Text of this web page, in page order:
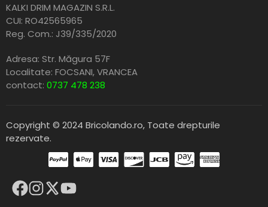
KALKI DRIM MAGAZIN S.R.L.
CUI: RO42565965
Reg. Com.: J39/335/2020
Adresa: Str. Măgura 57F
Localitate: FOCSANI,VRANCEA
contact: 0737 478 238
Copyright © 2024 Bricolando.ro, Toate drepturile
rezervate.